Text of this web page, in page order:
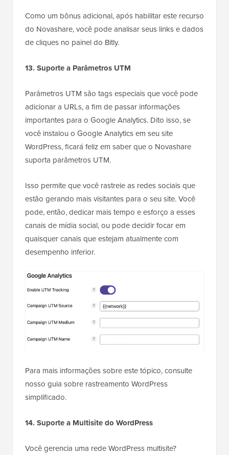
Como um bônus adicional, após habilitar este recurso
do Novashare, você pode analisar seus links e dados
de cliques no painel do Bitly.
13. Suporte a Parâmetros UTM
Parâmetros UTM são tags especiais que você pode
adicionar a URLs, a fim de passar informações
importantes para o Google Analytics. Dito isso, se
você instalou o Google Analytics em seu site
WordPress, ficará feliz em saber que o Novashare
suporta parâmetros UTM.
Isso permite que você rastreie as redes sociais que
estão gerando mais visitantes para o seu site. Você
pode, então, dedicar mais tempo e esforço a esses
canais de mídia social, ou pode decidir focar em
quaisquer canais que estejam atualmente com
desempenho inferior.
Para mais informações sobre este tópico, consulte
nosso guia sobre rastreamento WordPress
simplificado.
14. Suporte a Multisite do WordPress
Você gerencia uma rede WordPress multisite?